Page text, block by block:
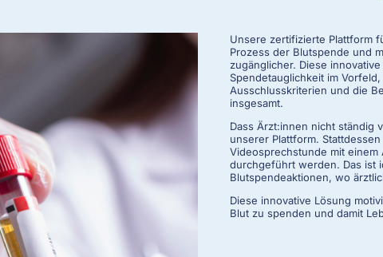
Unsere zertifizierte Plattform
Prozess der Blutspende und
zugänglicher. Diese
Spendetauglichkeit im
Ausschlusskriterien und die
insgesamt.
Dass Ärzt:innen nicht ständig
unserer Plattform.
Videosprechstunde mit
durchgeführt werden. Das ist
Blutspendeaktionen, wo
Diese innovative Lösung
Blut zu spenden und damit